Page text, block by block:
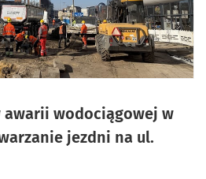
awarii wodociągowej w
jezdni na ul.